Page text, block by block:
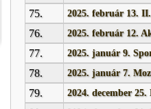
75. 2025. február 13.
76. 2025. február 12.
77. 2025. január 9.
78. 2025. január 7.
79. 2024. december